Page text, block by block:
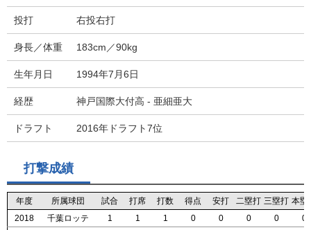
投打 右投右打
身長／体重 183cm／90kg
生年月日 1994年7月6日
経歴 神戸国際大付高 - 亜細亜大
ドラフト 2016年ドラフト7位
打撃成績
年度 所属球団 試合 打席 打数 得点 安打 二塁打 三塁打 本塁
2018
千葉ロッテ 1 1 1 0 0 0 0
0
年度 所属球団 試合 打席 打数 得点 安打 二塁打 三塁打 本塁
2018
千葉ロッテ 1 1 1 0 0 0 0
0
年度 所属球団 試合 打席 打数 得点 安打 二塁打 三塁打 本塁
2018
千葉ロッテ 1 1 1 0 0 0 0
0
年度 所属球団 試合 打席 打数 得点 安打 二塁打 三塁打 本塁
2018
千葉ロッテ 1 1 1 0 0 0 0
0